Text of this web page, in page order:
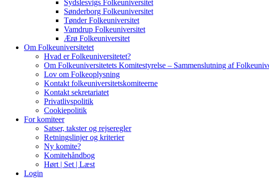
Sydslesvigs Folkeuniversitet
Sønderborg Folkeuniversitet
Tønder Folkeuniversitet
Vamdrup Folkeuniversitet
Ærø Folkeuniversitet
Om Folkeuniversitetet
Hvad er Folkeuniversitetet?
Om Folkeuniversitetets Komitestyrelse – Sammenslutning af
Lov om Folkeoplysning
Kontakt folkeuniversitetskomiteerne
Kontakt sekretariatet
Privatlivspolitik
Cookiepolitik
For komiteer
Satser, takster og rejseregler
Retningslinjer og kriterier
Ny komite?
Komitehåndbog
Hørt | Set | Læst
Login